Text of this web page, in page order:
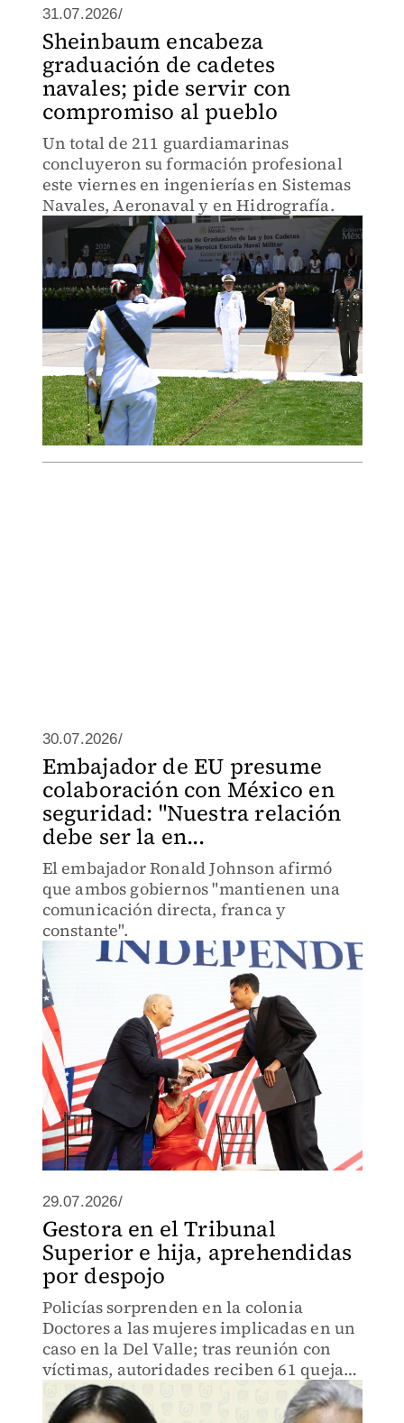
31.07.2026/
Sheinbaum encabeza
graduación de cadetes
navales; pide servir con
compromiso al pueblo
Un total de 211 guardiamarinas
concluyeron su formación profesional
este viernes en ingenierías en Sistemas
Navales, Aeronaval y en Hidrografía.
30.07.2026/
Embajador de EU presume
colaboración con México en
seguridad: "Nuestra relación
debe ser la en...
El embajador Ronald Johnson afirmó
que ambos gobiernos "mantienen una
comunicación directa, franca y
constante".
29.07.2026/
Gestora en el Tribunal
Superior e hija, aprehendidas
por despojo
Policías sorprenden en la colonia
Doctores a las mujeres implicadas en un
caso en la Del Valle; tras reunión con
víctimas, autoridades reciben 61 quejas
de 6 alcaldías y acuerdan equipo
especializado.